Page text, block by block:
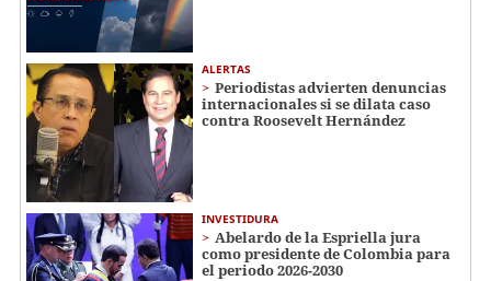
ALERTAS
Periodistas advierten denuncias
internacionales si se dilata caso
contra Roosevelt Hernández
INVESTIDURA
Abelardo de la Espriella jura
como presidente de Colombia para
el periodo 2026-2030